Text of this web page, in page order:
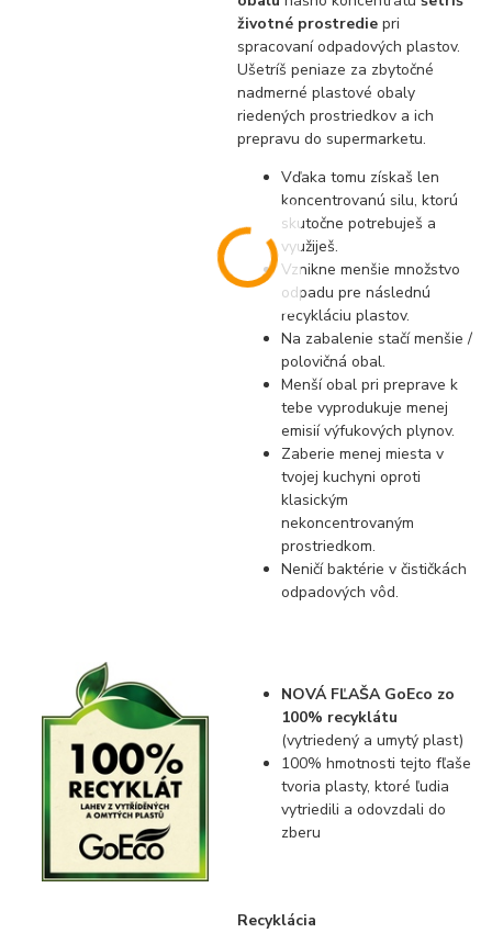
životné prostredie pri
spracovaní odpadových plastov.
Ušetríš peniaze za zbytočné
nadmerné plastové obaly
riedených prostriedkov a ich
prepravu do supermarketu.
Vďaka tomu získaš len
koncentrovanú silu, ktorú
skutočne potrebuješ a
využiješ.
Vznikne menšie množstvo
odpadu pre následnú
recykláciu plastov.
Na zabalenie stačí menšie /
polovičná obal.
Menší obal pri preprave k
tebe vyprodukuje menej
emisií výfukových plynov.
Zaberie menej miesta v
tvojej kuchyni oproti
klasickým
nekoncentrovaným
prostriedkom.
Neničí baktérie v čističkách
odpadových vôd.
NOVÁ FĽAŠA GoEco zo
100% recyklátu
(vytriedený a umytý plast)
100% hmotnosti tejto fľaše
tvoria plasty, ktoré ľudia
vytriedili a odovzdali do
zberu
Recyklácia